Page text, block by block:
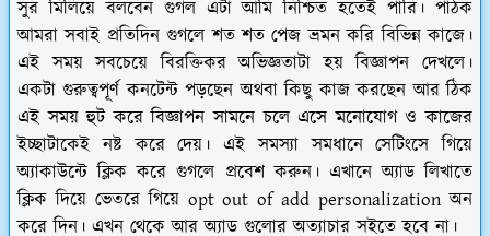
সুর মিলিয়ে বলবেন গুগল এটা আমি নিশ্চিত হতেই পারি। পাঠক
আমরা সবাই প্রতিদিন গুগলে শত শত পেজ ভ্রমন করি বিভিন্ন কাজে।
এই সময় সবচেয়ে বিরক্তিকর অভিজ্ঞতাটা হয় বিজ্ঞাপন দেখলে।
একটা গুরুত্বপূর্ণ কনটেন্ট পড়ছেন অথবা কিছু কাজ করছেন আর ঠিক
এই সময় হুট করে বিজ্ঞাপন সামনে চলে এসে মনোযোগ ও কাজের
ইচ্ছাটাকেই নষ্ট করে দেয়। এই সমস্যা সমধানে সেটিংসে গিয়ে
অ্যাকাউন্টে ক্লিক করে গুগলে প্রবেশ করুন। এখানে অ্যাড লিখাতে
ক্লিক দিয়ে ভেতরে গিয়ে opt out of add personalization অন
করে দিন। এখন থেকে আর অ্যাড গুলোর অত্যাচার সইতে হবে না।